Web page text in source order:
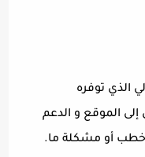
الذي توفره
الموقع و الدعم
خطب أو مشكلة ما.